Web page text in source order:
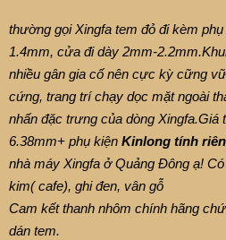
thường gọi Xingfa tem đỏ đi kèm
1.4mm, cửa đi dày 2mm-
nhiều gân gia cố nên cực kỳ cững
cứng, trang trí chạy dọc mặt ngoài
nhấn đặc trưng của dòng
6.38mm+ phụ kiện Kinlong tính
nhà máy Xingfa ở Quảng Đông ạ!
kim( cafe), ghi đen, vân gỗ
Cam kết thanh nhôm chính hãng
dán tem.